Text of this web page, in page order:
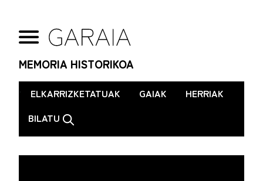
MEMORIA HISTORIKOA
. ELKARRIZKETATUAK GAIAK
HERRIAK
BILATU